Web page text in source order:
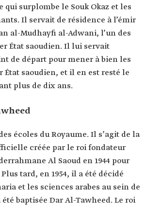
surplombe le Souk Okaz et les
Il servait de résidence à l’émir
al-Mudhayfi al-Adwani, l’un des
État saoudien. Il lui servait
de départ pour mener à bien les
État saoudien, et il en est resté le
plus de dix ans.
écoles du Royaume. Il s’agit de la
créée par le roi fondateur
Al Saoud en 1944 pour
tard, en 1954, il a été décidé
et les sciences arabes au sein de
baptisée Dar Al-Tawheed. Le roi